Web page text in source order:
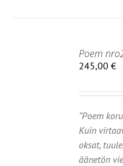
Poem
245,00€
”Poem
Kuin
oksat,
äänetön